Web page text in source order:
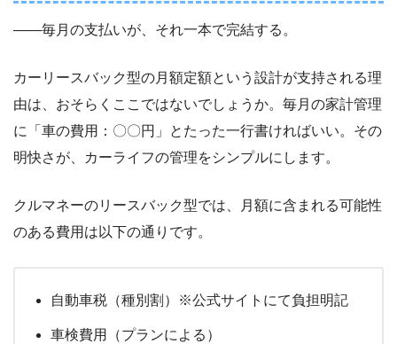
――毎月の支払いが、それ一本で完結する。
カーリースバック型の月額定額という設計が支持される理
由は、おそらくここではないでしょうか。毎月の家計管理
に「車の費用：〇〇円」とたった一行書ければいい。その
明快さが、カーライフの管理をシンプルにします。
クルマネーのリースバック型では、月額に含まれる可能性
のある費用は以下の通りです。
自動車税（種別割）※公式サイトにて負担明記
車検費用（プランによる）